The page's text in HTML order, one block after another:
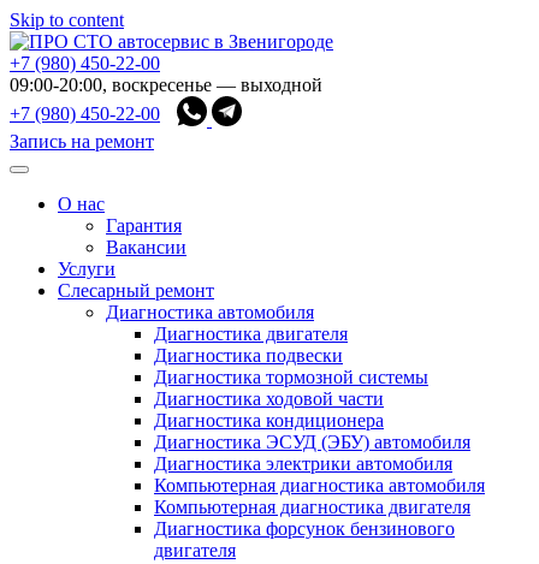
Skip to content
+7 (980) 450-22-00
09:00-20:00, воскресенье — выходной
+7 (980) 450-22-00
Запись на ремонт
О нас
Гарантия
Вакансии
Услуги
Слесарный ремонт
Диагностика автомобиля
Диагностика двигателя
Диагностика подвески
Диагностика тормозной системы
Диагностика ходовой части
Диагностика кондиционера
Диагностика ЭСУД (ЭБУ) автомобиля
Диагностика электрики автомобиля
Компьютерная диагностика автомобиля
Компьютерная диагностика двигателя
Диагностика форсунок бензинового
двигателя